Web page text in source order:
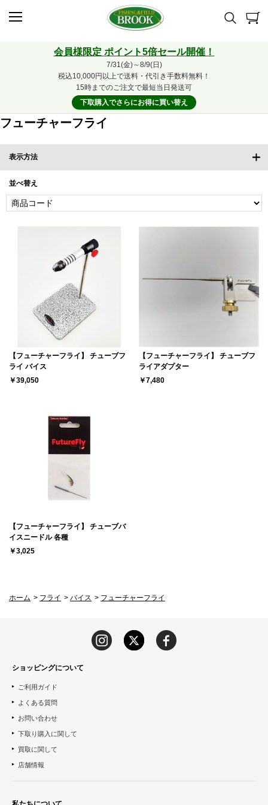
会員様限定 ポイント5倍セール開催！
7/31(金)～8/9(日)
税込10,000円以上で送料・代引き手数料無料！
15時までのご注文で最短当日発送可
下取購入でさらにお得に買い替え
フューチャーフライ
表示方法
並べ替え
【フューチャーフライ】 チューブフ
ライ バイス
￥39,050
【フューチャーフライ】 チューブフ
ライアダプター
￥7,480
【フューチャーフライ】 チューブバ
イスニードル 各種
￥3,025
ホーム > フライ > バイス > フューチャーフライ
ショッピングについて
ご利用ガイド
よくある質問
お問い合わせ
下取り購入に関して
買取に関して
店舗情報